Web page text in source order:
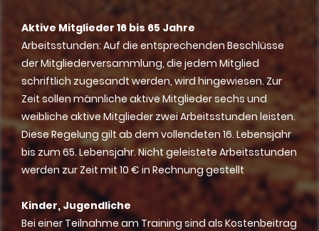
Aktive Mitglieder 16 bis 65 Jahre
Arbeitsstunden: Auf die entsprechenden Beschlüsse
der Mitgliederversammlung, die jedem Mitglied
schriftlich zugesandt werden, wird hingewiesen. Zur
Zeit sollen männliche aktive Mitglieder sechs und
weibliche aktive Mitglieder zwei Arbeitsstunden leisten.
Diese Regelung gilt ab dem vollendeten 16. Lebensjahr
bis zum 65. Lebensjahr. Nicht geleistete Arbeitsstunden
werden zur Zeit mit 10 € in Rechnung gestellt
Kinder, Jugendliche
Bei einer Teilnahme am Training sind als Kostenbeitrag